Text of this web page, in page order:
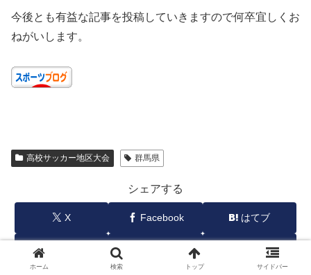
今後とも有益な記事を投稿していきますので何卒宜しくお
ねがいします。
高校サッカー地区大会 群馬県
シェアする
X Facebook はてブ
コピー
ホーム 検索 トップ サイドバー